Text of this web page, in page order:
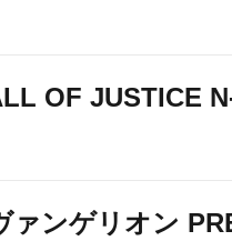
OF JUSTICE
ァンゲリオン